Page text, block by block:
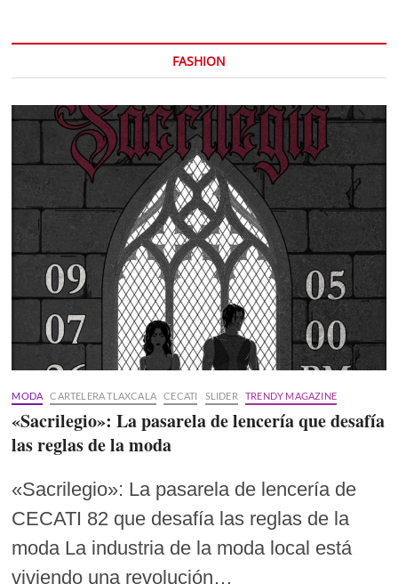
FASHION
MODA CARTELERA TLAXCALA CECATI SLIDER TRENDY MAGAZINE
«Sacrilegio»: La pasarela de lencería que desafía
las reglas de la moda
«Sacrilegio»: La pasarela de lencería de
CECATI 82 que desafía las reglas de la
moda La industria de la moda local está
viviendo una revolución…